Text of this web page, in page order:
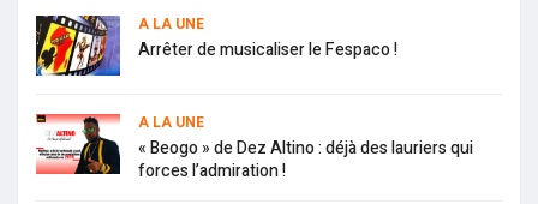
A LA UNE
Arrêter de musicaliser le Fespaco !
A LA UNE
« Beogo » de Dez Altino : déjà des lauriers qui
forces l’admiration !